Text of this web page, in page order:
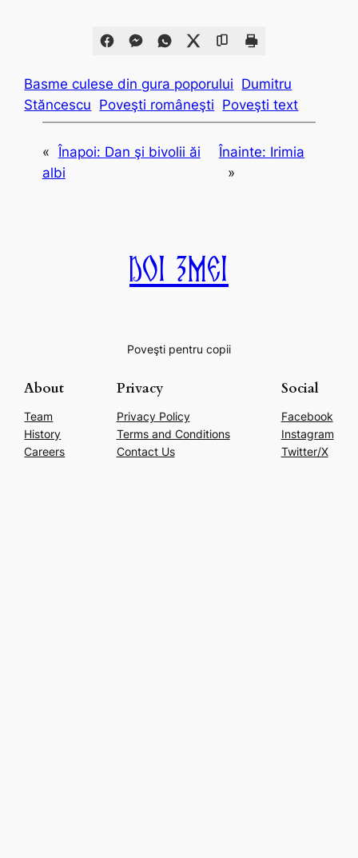
Basme culese din gura poporului Dumitru
Stăncescu Poveşti româneşti Poveşti text
« Înapoi: Dan şi bivolii ăi
albi
Înainte: Irimia
»
Doi Zmei
Poveşti pentru copii
About
Team
History
Careers
Privacy
Privacy Policy
Terms and Conditions
Contact Us
Social
Facebook
Instagram
Twitter/X